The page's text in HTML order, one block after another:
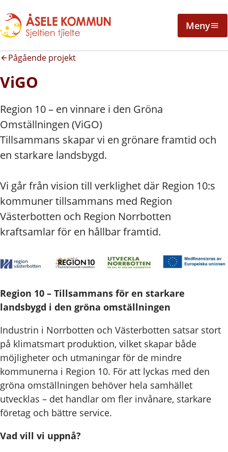
Meny
Pågående projekt
ViGO
Region 10 – en vinnare i den Gröna
Omställningen (ViGO)
Tillsammans skapar vi en grönare framtid och
en starkare landsbygd.
Vi går från vision till verklighet där Region 10:s
kommuner tillsammans med Region
Västerbotten och Region Norrbotten
kraftsamlar för en hållbar framtid.
Region 10 – Tillsammans för en starkare
landsbygd i den gröna omställningen
Industrin i Norrbotten och Västerbotten satsar stort
på klimatsmart produktion, vilket skapar både
möjligheter och utmaningar för de mindre
kommunerna i Region 10. För att lyckas med den
gröna omställningen behöver hela samhället
utvecklas – det handlar om fler invånare, starkare
företag och bättre service.
Vad vill vi uppnå?